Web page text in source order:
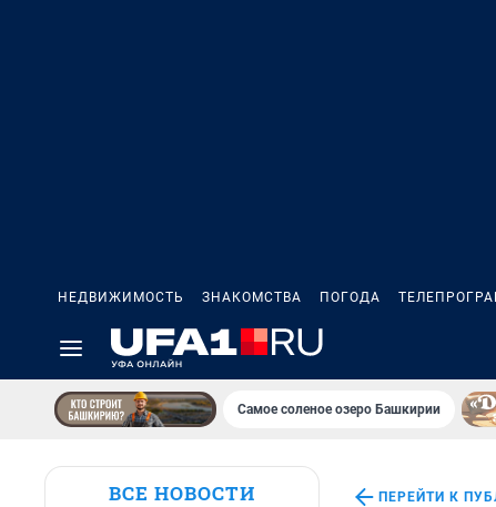
НЕДВИЖИМОСТЬ ЗНАКОМСТВА ПОГОДА
Самое соленое озеро Башкирии
ВСЕ НОВОСТИ ПЕРЕЙТИ К